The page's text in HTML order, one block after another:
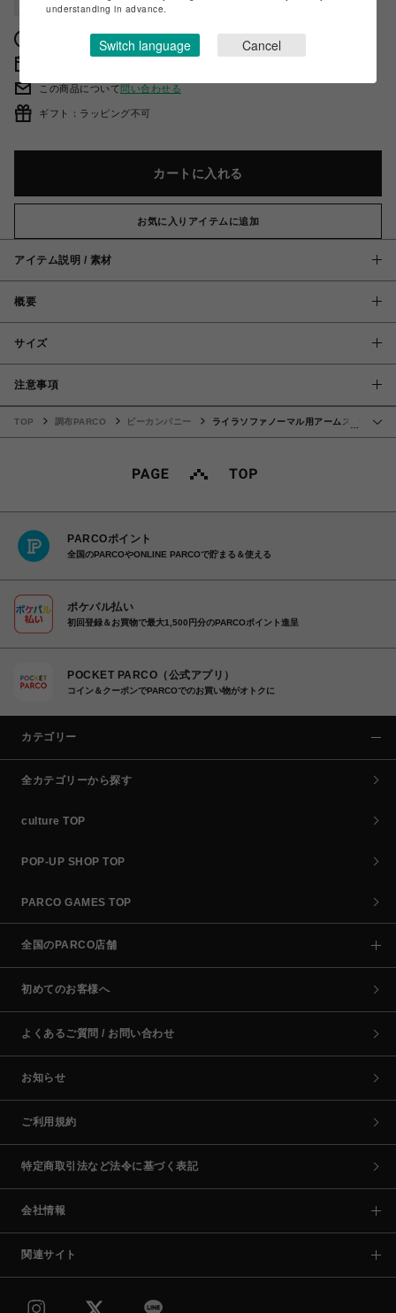
獲得ポイントの確認方法は
この商品について問い合わせる
ギフト：ラッピング不可
カートに入れる
お気に入りアイテムに追加
アイテム説明 / 素材
概要
サイズ
注意事項
…
TOP 調布PARCO ビーカンパニー
ライラソファノーマル用アームスツ
PARCOポイント
全国のPARCOやONLINE PARCOで貯まる＆使える
ポケパル払い
初回登録＆お買物で最大1,500円分のPARCOポイント進呈
POCKET PARCO（公式アプリ）
コイン＆クーポンでPARCOでのお買い物がオトクに
カテゴリー
全カテゴリーから探す
culture TOP
POP-UP SHOP TOP
PARCO GAMES TOP
全国のPARCO店舗
初めてのお客様へ
よくあるご質問 / お問い合わせ
お知らせ
ご利用規約
特定商取引法など法令に基づく表記
会社情報
関連サイト
understanding in advance.
Switch language Cancel